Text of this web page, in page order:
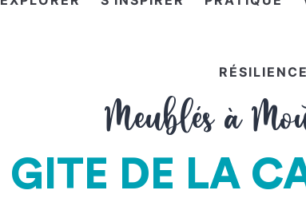
RÉSILIENCE
Meublés à
GITE DE LA